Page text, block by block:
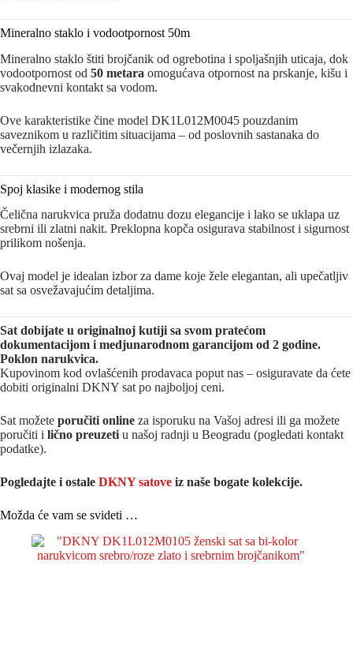
Mineralno staklo i vodootpornost 50m
Mineralno staklo štiti brojčanik od ogrebotina i spoljašnjih uticaja, dok
vodootpornost od 50 metara omogućava otpornost na prskanje, kišu i
svakodnevni kontakt sa vodom.
Ove karakteristike čine model DK1L012M0045 pouzdanim
saveznikom u različitim situacijama – od poslovnih sastanaka do
večernjih izlazaka.
Spoj klasike i modernog stila
Čelična narukvica pruža dodatnu dozu elegancije i lako se uklapa uz
srebrni ili zlatni nakit. Preklopna kopča osigurava stabilnost i sigurnost
prilikom nošenja.
Ovaj model je idealan izbor za dame koje žele elegantan, ali upečatljiv
sat sa osvežavajućim detaljima.
Sat dobijate u originalnoj kutiji sa svom pratećom
dokumentacijom i medjunarodnom garancijom od 2 godine.
Poklon narukvica.
Kupovinom kod ovlašćenih prodavaca poput nas – osiguravate da ćete
dobiti originalni DKNY sat po najboljoj ceni.
Sat možete poručiti online za isporuku na Vašoj adresi ili ga možete
poručiti i lično preuzetiu našoj radnji u Beogradu (pogledati kontakt
podatke).
Pogledajte i ostale DKNY satove iz naše bogate kolekcije.
Možda će vam se svideti …